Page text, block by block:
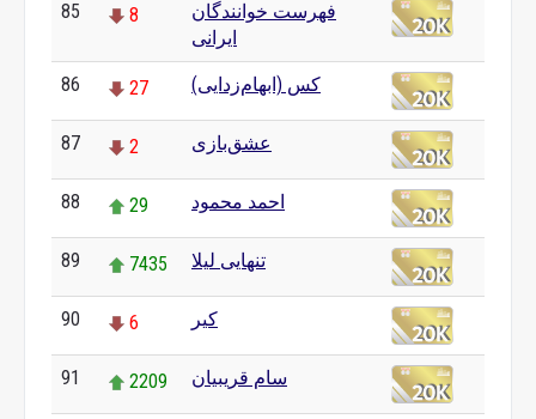
85 8
فهرست خوانندگان
ایرانی
86 27 کس (ابهام‌زدایی)
87 2 عشق‌بازی
88 29 احمد محمود
89 7435 تنهایی لیلا
90 6 کیر
91 2209 سام قریبیان